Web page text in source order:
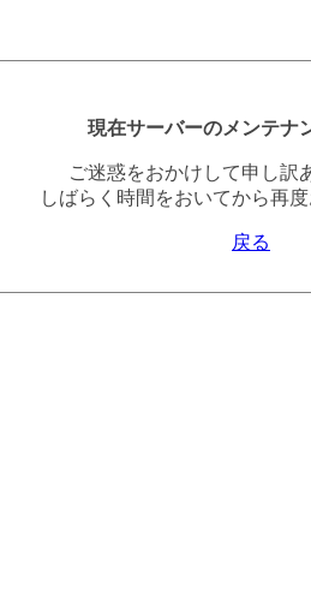
現在サーバーのメンテナ
ご迷惑をおかけして申し訳
しばらく時間をおいてから再度
戻る